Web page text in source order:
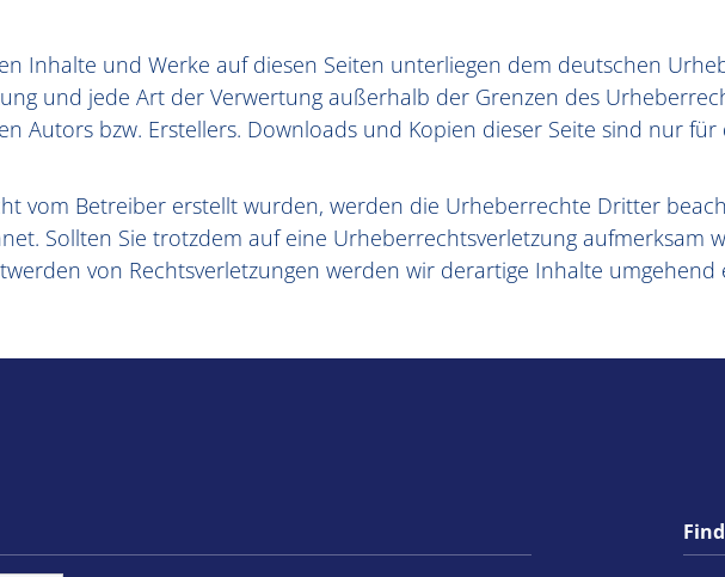
Inhalte und Werke auf diesen Seiten unterliegen dem deutschen
und jede Art der Verwertung außerhalb der Grenzen des
Autors bzw. Erstellers. Downloads und Kopien dieser Seite sind nur
vom Betreiber erstellt wurden, werden die Urheberrechte Dritter
Sollten Sie trotzdem auf eine Urheberrechtsverletzung aufmerksam
von Rechtsverletzungen werden wir derartige Inhalte umgehend